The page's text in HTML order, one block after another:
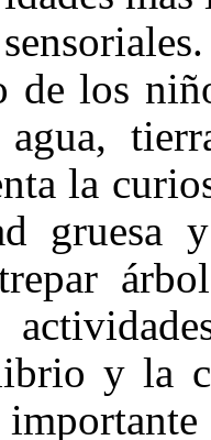
de los
agua,
la
gruesa
y la